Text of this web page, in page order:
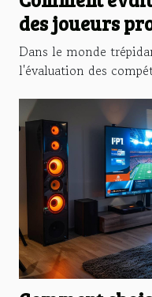
des joueurs
jeux en ligne
Dans le monde
l'évaluation des